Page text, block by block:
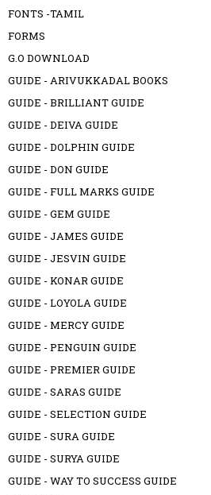
FONTS -TAMIL
FORMS
G.O DOWNLOAD
GUIDE - ARIVUKKADAL BOOKS
GUIDE - BRILLIANT GUIDE
GUIDE - DEIVA GUIDE
GUIDE - DOLPHIN GUIDE
GUIDE - DON GUIDE
GUIDE - FULL MARKS GUIDE
GUIDE - GEM GUIDE
GUIDE - JAMES GUIDE
GUIDE - JESVIN GUIDE
GUIDE - KONAR GUIDE
GUIDE - LOYOLA GUIDE
GUIDE - MERCY GUIDE
GUIDE - PENGUIN GUIDE
GUIDE - PREMIER GUIDE
GUIDE - SARAS GUIDE
GUIDE - SELECTION GUIDE
GUIDE - SURA GUIDE
GUIDE - SURYA GUIDE
GUIDE - WAY TO SUCCESS GUIDE